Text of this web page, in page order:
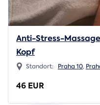
Anti-Stress-
Kopf
Standort: Praha 10,
46 EUR